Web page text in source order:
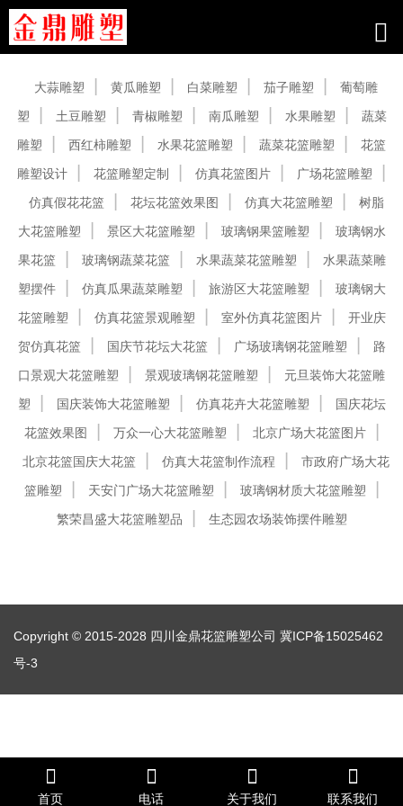
大蒜雕塑 黄瓜雕塑 白菜雕塑 茄子雕塑
葡萄雕
塑
土豆雕塑 青椒雕塑 南瓜雕塑 水果雕塑
蔬菜
雕塑
西红柿雕塑 水果花篮雕塑 蔬菜花篮雕塑
花篮
雕塑设计
花篮雕塑定制 仿真花篮图片
广场花篮雕塑
仿真假花花篮
花坛花篮效果图 仿真大花篮雕塑
树脂
大花篮雕塑
景区大花篮雕塑 玻璃钢果篮雕塑
玻璃钢水
果花篮
玻璃钢蔬菜花篮 水果蔬菜花篮雕塑
水果蔬菜雕
塑摆件
仿真瓜果蔬菜雕塑 旅游区大花篮雕塑
玻璃钢大
花篮雕塑
仿真花篮景观雕塑 室外仿真花篮图片
开业庆
贺仿真花篮
国庆节花坛大花篮 广场玻璃钢花篮雕塑
路
口景观大花篮雕塑
景观玻璃钢花篮雕塑
元旦装饰大花篮雕
塑
国庆装饰大花篮雕塑 仿真花卉大花篮雕塑
国庆花坛
花篮效果图
万众一心大花篮雕塑
北京广场大花篮图片
北京花篮国庆大花篮
仿真大花篮制作流程
市政府广场大花
篮雕塑
天安门广场大花篮雕塑
玻璃钢材质大花篮雕塑
繁荣昌盛大花篮雕塑品
生态园农场装饰摆件雕塑
Copyright © 2015-2028 四川金鼎花篮雕塑公司 冀ICP备15025462
号-3
首页 电话 关于我们 联系我们